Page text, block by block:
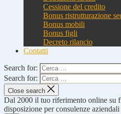
Cessione del credito
Bonus ristrutturazione
Bonus mobili
Bonus figli
Decreto rilancio
Contatti
Search for:
Search for:
Close search
Dal 2000 il tuo riferimento online su
disposizione per consulenze aziendali